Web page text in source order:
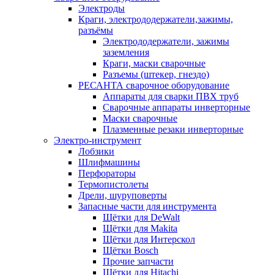
Электроды
Краги, электрододержатели,зажимы,
разъёмы
Электрододержатели, зажимы
заземления
Краги, маски сварочные
Разъемы (штекер, гнездо)
РЕСАНТА сварочное оборудование
Аппараты для сварки ПВХ труб
Сварочные аппараты инверторные
Маски сварочные
Плазменные резаки инверторные
Электро-инструмент
Лобзики
Шлифмашины
Перфораторы
Термопистолеты
Дрели, шуруповерты
Запасные части для инструмента
Щётки для DeWalt
Щётки для Makita
Щётки для Интерскол
Щётки Bosch
Прочие запчасти
Щётки для Hitachi